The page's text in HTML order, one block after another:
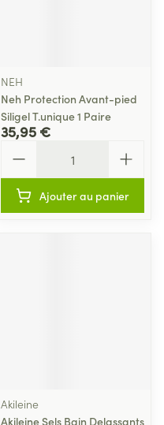
NEH
Neh Protection Avant-pied
Siligel T.unique 1 Paire
35,95 €
Ajouter au panier
Akileine
Akileine Sels Bain Delassants